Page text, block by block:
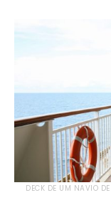
DECK DE UM NAVIO